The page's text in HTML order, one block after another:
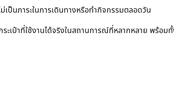
ป็นภาระในการเดินทางหรือทำกิจกรรมตลอดวัน
เป๋าที่ใช้งานได้จริงในสถานการณ์ที่หลากหลาย พร้อม